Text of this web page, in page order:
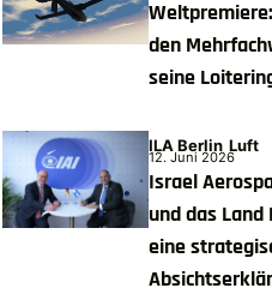
den
seine
ILA Berlin Luft
12. Juni 2026
Israel
und das
eine